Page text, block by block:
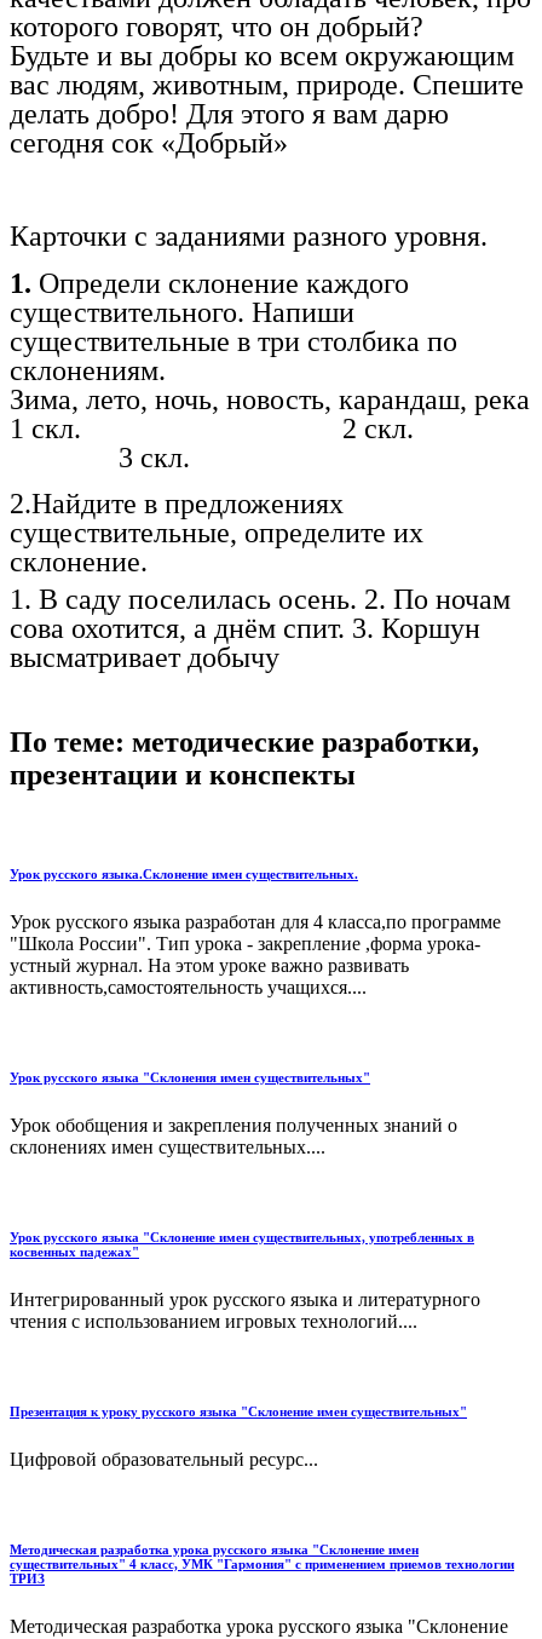
которого говорят, что он добрый?
Будьте и вы добры ко всем окружающим
вас людям, животным, природе. Спешите
делать добро! Для этого я вам дарю
сегодня сок «Добрый»
Карточки с заданиями разного уровня.
1. Определи склонение каждого
существительного. Напиши
существительные в три столбика по
склонениям.
Зима, лето, ночь, новость, карандаш, река
1 скл. 2 скл.
3 скл.
2.Найдите в предложениях
существительные, определите их
склонение.
1. В саду поселилась осень. 2. По ночам
сова охотится, а днём спит. 3. Коршун
высматривает добычу
По теме: методические разработки,
презентации и конспекты
Урок русского языка.Склонение имен существительных.
Урок русского языка разработан для 4 класса,по программе
"Школа России". Тип урока - закрепление ,форма урока-
устный журнал. На этом уроке важно развивать
активность,самостоятельность учащихся....
Урок русского языка "Склонения имен существительных"
Урок обобщения и закрепления полученных знаний о
склонениях имен существительных....
Урок русского языка "Склонение имен существительных, употребленных в
косвенных падежах"
Интегрированный урок русского языка и литературного
чтения с использованием игровых технологий....
Презентация к уроку русского языка "Склонение имен существительных"
Цифровой образовательный ресурс...
Методическая разработка урока русского языка "Склонение имен
существительных" 4 класс, УМК "Гармония" с применением приемов технологии
ТРИЗ
Методическая разработка урока русского языка "Склонение